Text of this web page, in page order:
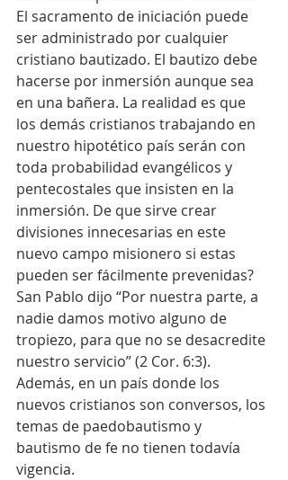
El sacramento de iniciación puede
ser administrado por cualquier
cristiano bautizado. El bautizo debe
hacerse por inmersión aunque sea
en una bañera. La realidad es que
los demás cristianos trabajando en
nuestro hipotético país serán con
toda probabilidad evangélicos y
pentecostales que insisten en la
inmersión. De que sirve crear
divisiones innecesarias en este
nuevo campo misionero si estas
pueden ser fácilmente prevenidas?
San Pablo dijo “Por nuestra parte, a
nadie damos motivo alguno de
tropiezo, para que no se desacredite
nuestro servicio” (2 Cor. 6:3).
Además, en un país donde los
nuevos cristianos son conversos, los
temas de paedobautismo y
bautismo de fe no tienen todavía
vigencia.